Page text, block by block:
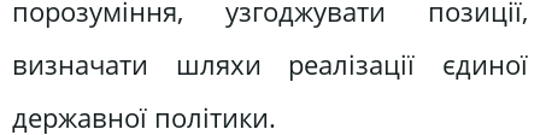
порозуміння, узгоджувати позиції,
визначати шляхи реалізації єдиної
державної політики.